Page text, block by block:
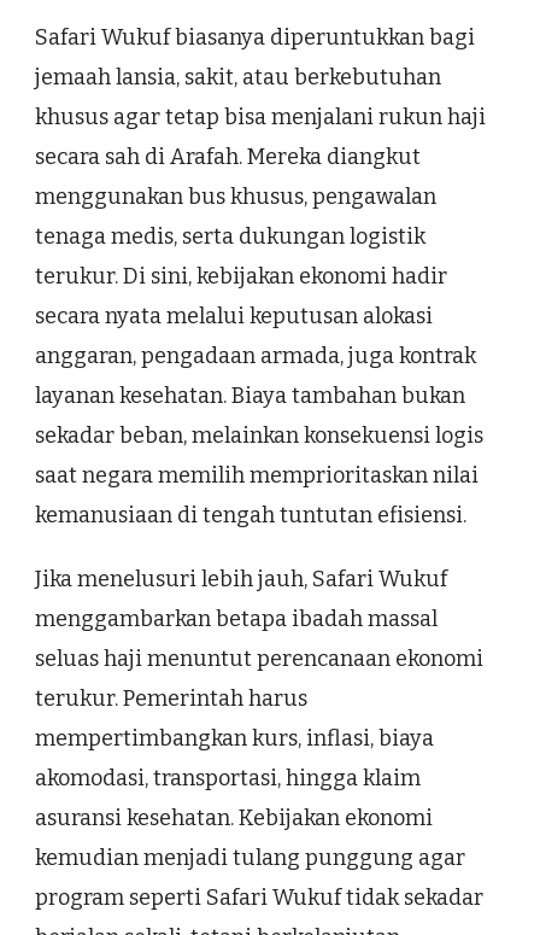
Safari Wukuf biasanya diperuntukkan bagi
jemaah lansia, sakit, atau berkebutuhan
khusus agar tetap bisa menjalani rukun haji
secara sah di Arafah. Mereka diangkut
menggunakan bus khusus, pengawalan
tenaga medis, serta dukungan logistik
terukur. Di sini, kebijakan ekonomi hadir
secara nyata melalui keputusan alokasi
anggaran, pengadaan armada, juga kontrak
layanan kesehatan. Biaya tambahan bukan
sekadar beban, melainkan konsekuensi logis
saat negara memilih memprioritaskan nilai
kemanusiaan di tengah tuntutan efisiensi.
Jika menelusuri lebih jauh, Safari Wukuf
menggambarkan betapa ibadah massal
seluas haji menuntut perencanaan ekonomi
terukur. Pemerintah harus
mempertimbangkan kurs, inflasi, biaya
akomodasi, transportasi, hingga klaim
asuransi kesehatan. Kebijakan ekonomi
kemudian menjadi tulang punggung agar
program seperti Safari Wukuf tidak sekadar